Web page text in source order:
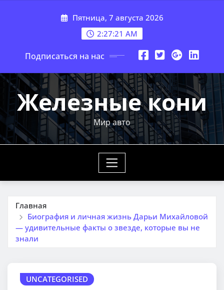
Пятница, 7 августа 2026
2:27:22 AM
Подписаться на нас
Железные кони
Мир авто
Главная
Биография и личная жизнь Дарьи Михайловой
— удивительные факты о звезде, которые вы не
знали
UNCATEGORISED